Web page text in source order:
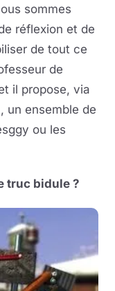
sommes
réflexion et de
de tout ce
de
il propose, via
, un ensemble de
ou les
truc bidule ?